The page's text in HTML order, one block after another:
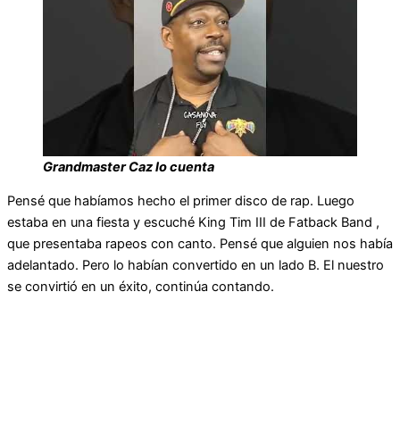
Grandmaster Caz lo cuenta
Pensé que habíamos hecho el primer disco de rap. Luego
estaba en una fiesta y escuché King Tim III de Fatback Band ,
que presentaba rapeos con canto. Pensé que alguien nos había
adelantado. Pero lo habían convertido en un lado B. El nuestro
se convirtió en un éxito, continúa contando.